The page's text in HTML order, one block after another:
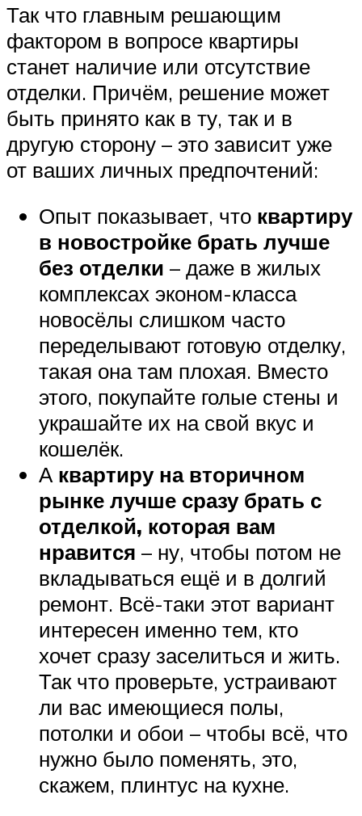
Так что главным решающим
фактором в вопросе квартиры
станет наличие или отсутствие
отделки. Причём, решение может
быть принято как в ту, так и в
другую сторону – это зависит уже
от ваших личных предпочтений:
Опыт показывает, что квартиру
в новостройке брать лучше
без отделки – даже в жилых
комплексах эконом-класса
новосёлы слишком часто
переделывают готовую отделку,
такая она там плохая. Вместо
этого, покупайте голые стены и
украшайте их на свой вкус и
кошелёк.
А квартиру на вторичном
рынке лучше сразу брать с
отделкой, которая вам
нравится – ну, чтобы потом не
вкладываться ещё и в долгий
ремонт. Всё-таки этот вариант
интересен именно тем, кто
хочет сразу заселиться и жить.
Так что проверьте, устраивают
ли вас имеющиеся полы,
потолки и обои – чтобы всё, что
нужно было поменять, это,
скажем, плинтус на кухне.